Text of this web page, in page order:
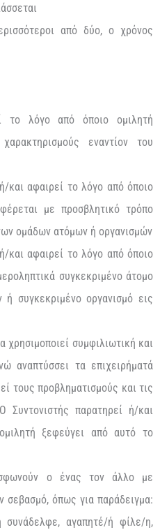
από δύο, ο χρόνος
λόγο από όποιο ομιλητή
εναντίον του
αφαιρεί το λόγο από όποιο
με προσβλητικό τρόπο
ομάδων ατόμων ή οργανισμών
αφαιρεί το λόγο από όποιο
συγκεκριμένο άτομο
συγκεκριμένο οργανισμό εις
συμφιλιωτική και
αναπτύσσει τα επιχειρήματά
τους προβληματισμούς και τις
παρατηρεί ή/και
ξεφεύγει από αυτό το
ο ένας τον άλλο με
σεβασμό, όπως για παράδειγμα:
συνάδελφε, αγαπητέ/ή φίλε/η,